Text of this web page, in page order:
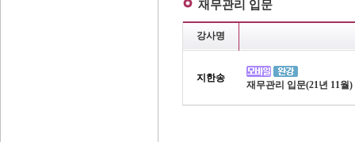
재무관리 입문
강사명
지한송
재무관리 입문(21년 11월)